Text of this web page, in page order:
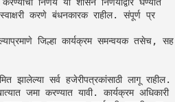
करणे बंधनकारक राहील. संपूर्ण प्र
जिल्हा कार्यक्रम समन्वयक तसेच, सह
झालेल्या सर्व हजेरीपत्रकांसाठी लागू राहील.
जमा करण्यात यावी. कार्यक्रम अधिकारी